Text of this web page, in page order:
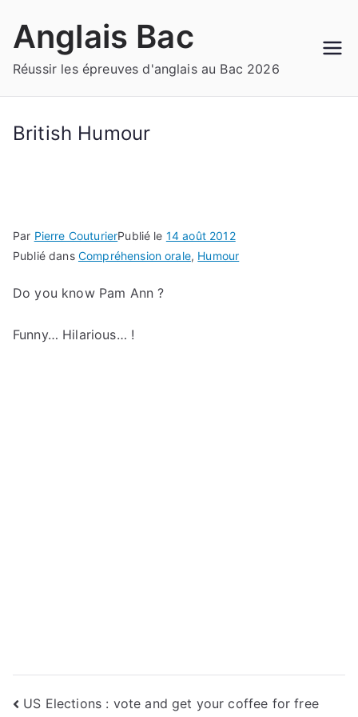
Anglais Bac
Réussir les épreuves d'anglais au Bac 2026
British Humour
Par Pierre CouturierPublié le 14 août 2012
Publié dans Compréhension orale, Humour
Do you know Pam Ann ?
Funny… Hilarious… !
Navigation
US Elections : vote and get your coffee for free